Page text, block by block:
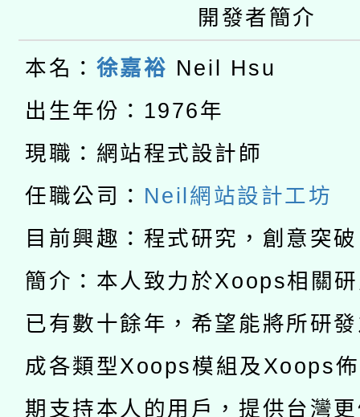
動」
開 智慧啟航」
本校115學年度第2次
招甄選結果公告(無人
招)
適應運動共學行動站研
本館辦理115年度閱讀
暨閱讀推動專業研習
科技賦能─人工智慧
礎課程
A3數位素養講師名單
「數位內容與教學軟體
pilot」
有關大陸委員會函釋公
薪期間赴陸應申請許可
轉知經濟部水利署委託
業技術研究院辦理「
用水績優單位及節水達
115年8月22日(星期六
桃園市孔廟祈福系列
2026年桃園地景藝術
開發者簡介
本名： 徐嘉裕 Neil Hsu
出生年份：1976年
現職：網站程式設計師
任職公司： Neil網站設計工坊
目前興趣：程式研究，創意突
簡介：本人致力於Xoops相關
已有數十餘年，希望能將所研
成各類型Xoops模組及Xoops
期支持本人的用戶，提供台灣